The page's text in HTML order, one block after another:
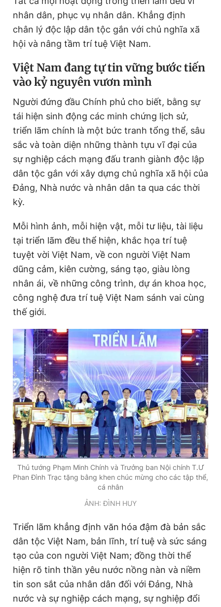
nhân dân, phục vụ nhân dân. Khẳng định
chân lý độc lập dân tộc gắn với chủ nghĩa xã
hội và nâng tầm trí tuệ Việt Nam.
Việt Nam đang tự tin vững bước tiến
vào kỷ nguyên vươn mình
Người đứng đầu Chính phủ cho biết, bằng sự
tái hiện sinh động các minh chứng lịch sử,
triển lãm chính là một bức tranh tổng thể, sâu
sắc và toàn diện những thành tựu vĩ đại của
sự nghiệp cách mạng đấu tranh giành độc lập
dân tộc gắn với xây dựng chủ nghĩa xã hội của
Đảng, Nhà nước và nhân dân ta qua các thời
kỳ.
Mỗi hình ảnh, mỗi hiện vật, mỗi tư liệu, tài liệu
tại triển lãm đều thể hiện, khắc họa trí tuệ
tuyệt vời Việt Nam, về con người Việt Nam
dũng cảm, kiên cường, sáng tạo, giàu lòng
nhân ái, về những công trình, dự án khoa học,
công nghệ đưa trí tuệ Việt Nam sánh vai cùng
thế giới.
Thủ tướng Phạm Minh Chính và Trưởng ban Nội chính T.Ư
Phan Đình Trạc tặng bằng khen chúc mừng cho các tập thể,
cá nhân
ẢNH: ĐÌNH HUY
Triển lãm khẳng định văn hóa đậm đà bản sắc
dân tộc Việt Nam, bản lĩnh, trí tuệ và sức sáng
tạo của con người Việt Nam; đồng thời thể
hiện rõ tinh thần yêu nước nồng nàn và niềm
tin son sắt của nhân dân đối với Đảng, Nhà
nước và sự nghiệp cách mạng, sự nghiệp đổi